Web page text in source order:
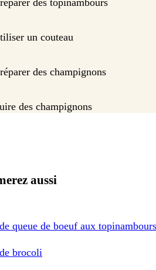
des topinambours
un couteau
des champignons
des champignons
aussi
queue de boeuf aux topinambours
brocoli